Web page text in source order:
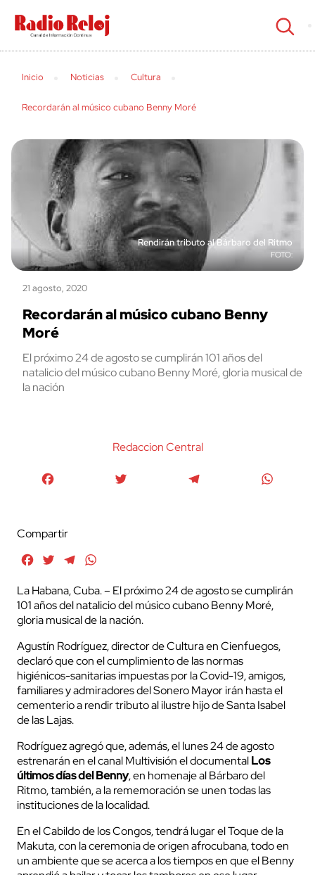
cerrar
Inicio Noticias Cultura
Recordarán al músico cubano Benny Moré
Rendirán tributo al Bárbaro del Ritmo
21 agosto, 2020
Recordarán al músico cubano Benny
Moré
El próximo 24 de agosto se cumplirán 101 años del
natalicio del músico cubano Benny Moré, gloria musical de
la nación
Redaccion Central
Compartir
FacebookTwitterTelegram
La Habana, Cuba. – El próximo 24 de agosto se cumplirán
101 años del natalicio del músico cubano Benny Moré,
gloria musical de la nación.
Agustín Rodríguez, director de Cultura en Cienfuegos,
declaró que con el cumplimiento de las normas
higiénicos-sanitarias impuestas por la Covid-19, amigos,
familiares y admiradores del Sonero Mayor irán hasta el
cementerio a rendir tributo al ilustre hijo de Santa Isabel
de las Lajas.
Rodríguez agregó que, además, el lunes 24 de agosto
estrenarán en el canal Multivisión el documentalLos
últimos días del Benny, en homenaje al Bárbaro del
Ritmo, también, a la rememoración se unen todas las
instituciones de la localidad.
En el Cabildo de los Congos, tendrá lugar el Toque de la
Makuta, con la ceremonia de origen afrocubana, todo en
un ambiente que se acerca a los tiempos en que el Benny